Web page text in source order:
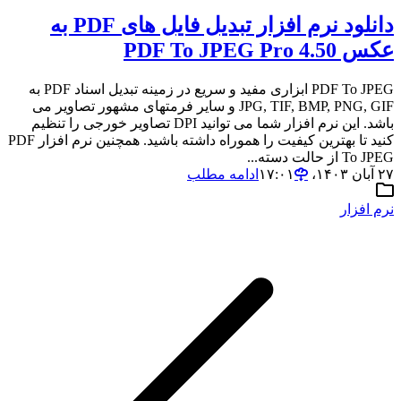
دانلود نرم افزار تبدیل فایل های PDF به
عکس PDF To JPEG Pro 4.50
PDF To JPEG ابزاری مفید و سریع در زمینه تبدیل اسناد PDF به
JPG, TIF, BMP, PNG, GIF و سایر فرمتهای مشهور تصاویر می
باشد. این نرم افزار شما می توانید DPI تصاویر خورجی را تنظیم
کنید تا بهترین کیفیت را هموراه داشته باشید. همچنین نرم افزار PDF
To JPEG از حالت دسته...
۲۷ آبان ۱۴۰۳،‏ ۱۷:۰۱
ادامه مطلب
نرم افزار